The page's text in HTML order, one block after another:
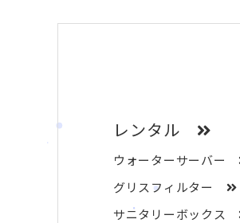
レンタル
ウォーターサーバー
グリスフィルター
サニタリーボックス